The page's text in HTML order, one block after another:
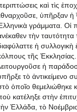
καὶ τὶς
ὑπῆρξαν ἡ
γράμματα. Οἱ
τὴν
ἡ συλλογικὴ
τῆς Ἐκκλησίας.
ἡ
τὸ ἀντικείμενο
ὁποῖο θεμελιώθηκε
κατέληξε στὴν
Ἑλλάδα, τὸ